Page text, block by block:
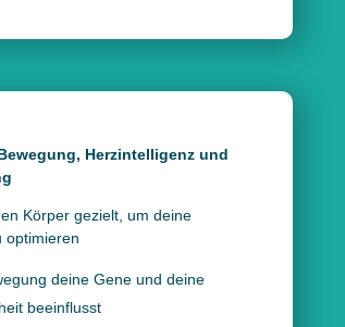
Herzintelligenz und
Körper gezielt, um deine
optimieren
deine Gene und deine
beeinflusst